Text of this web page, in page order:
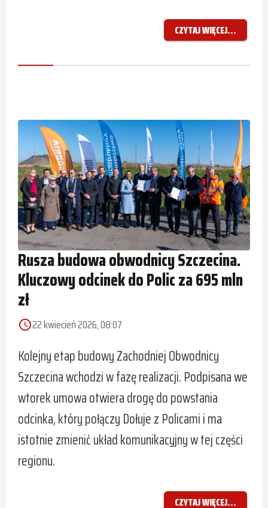
CZYTAJ WIĘCEJ...
Rusza budowa obwodnicy Szczecina.
Kluczowy odcinek do Polic za 695 mln
zł
access_time22 kwiecień 2026, 08:07
Kolejny etap budowy Zachodniej Obwodnicy
Szczecina wchodzi w fazę realizacji. Podpisana we
wtorek umowa otwiera drogę do powstania
odcinka, który połączy Dołuje z Policami i ma
istotnie zmienić układ komunikacyjny w tej części
regionu.
CZYTAJ WIĘCEJ...